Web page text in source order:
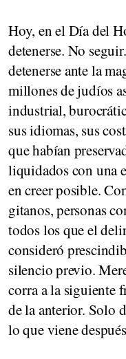
Hoy, en el Día del
detenerse. No
detenerse ante la
millones de judíos
industrial,
sus idiomas, sus
que habían
liquidados con una
en creer posible.
gitanos, personas
todos los que el
consideró
silencio previo.
corra a la siguiente
de la anterior. Solo
lo que viene